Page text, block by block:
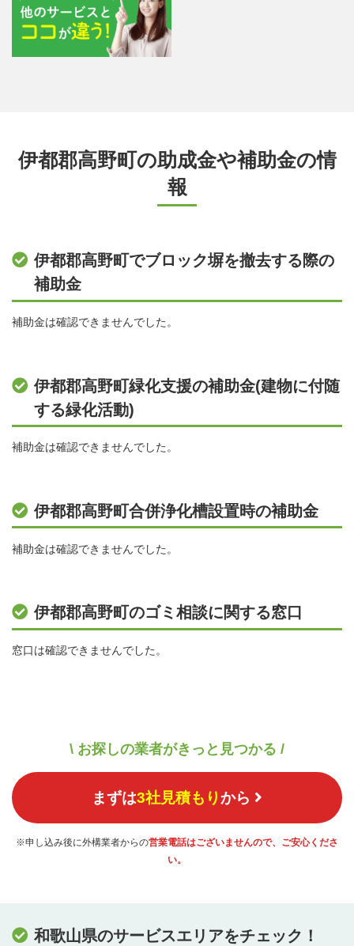
伊都郡高野町の助成金や補助金の情
報
伊都郡高野町でブロック塀を撤去する際の
補助金
補助金は確認できませんでした。
伊都郡高野町緑化支援の補助金(建物に付随
する緑化活動)
補助金は確認できませんでした。
伊都郡高野町合併浄化槽設置時の補助金
補助金は確認できませんでした。
伊都郡高野町のゴミ相談に関する窓口
窓口は確認できませんでした。
\ お探しの業者がきっと見つかる /
まずは3社見積もりから
※申し込み後に外構業者からの営業電話はございませんので、ご安心くださ
い。
和歌山県のサービスエリアをチェック！